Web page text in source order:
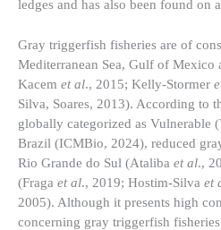
ledges and has also been found
Gray triggerfish fisheries are of
Mediterranean Sea, Gulf of
Kacem et al., 2015; Kelly-Stormer
Silva, Soares, 2013). According to
globally categorized as Vulnerable
Brazil (ICMBio, 2024), reduced
Rio Grande do Sul (Ataliba et al.,
(Fraga et al., 2019; Hostim-Silva et
2005). Although it presents high
concerning gray triggerfish